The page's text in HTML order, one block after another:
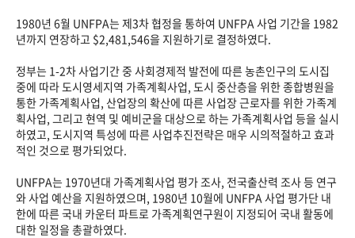
1980년 6월 UNFPA는 제3차 협정을 통하여 UNFPA 사업 기간을 1982
년까지 연장하고 $2,481,546을 지원하기로 결정하였다.
정부는 1-2차 사업기간 중 사회경제적 발전에 따른 농촌인구의 도시집
중에 따라 도시영세지역 가족계획사업, 도시 중산층을 위한 종합병원을
통한 가족계획사업, 산업장의 확산에 따른 사업장 근로자를 위한 가족계
획사업, 그리고 현역 및 예비군을 대상으로 하는 가족계획사업 등을 실시
하였고, 도시지역 특성에 따른 사업추진전략은 매우 시의적절하고 효과
적인 것으로 평가되었다.
UNFPA는 1970년대 가족계획사업 평가 조사, 전국출산력 조사 등 연구
와 사업 예산을 지원하였으며, 1980년 10월에 UNFPA 사업 평가단 내
한에 따른 국내 카운터 파트로 가족계획연구원이 지정되어 국내 활동에
대한 일정을 총괄하였다.